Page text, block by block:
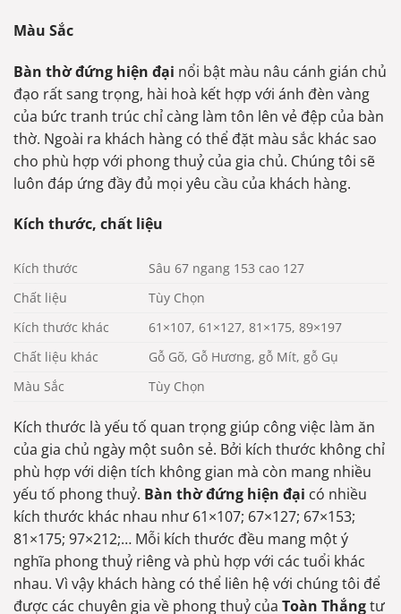
Màu Sắc
Bàn thờ đứng hiện đại nổi bật màu nâu cánh gián chủ
đạo rất sang trọng, hài hoà kết hợp với ánh đèn vàng
của bức tranh trúc chỉ càng làm tôn lên vẻ đệp của bàn
thờ. Ngoài ra khách hàng có thể đặt màu sắc khác sao
cho phù hợp với phong thuỷ của gia chủ. Chúng tôi sẽ
luôn đáp ứng đầy đủ mọi yêu cầu của khách hàng.
Kích thước, chất liệu
Kích thước
Sâu 67 ngang 153 cao 127
Chất liệu
Tùy Chọn
Kích thước khác
61×107, 61×127, 81×175, 89×197
Chất liệu khác
Gỗ Gõ, Gỗ Hương, gỗ Mít, gỗ Gụ
Màu Sắc
Tùy Chọn
Kích thước là yếu tố quan trọng giúp công việc làm ăn
của gia chủ ngày một suôn sẻ. Bởi kích thước không chỉ
phù hợp với diện tích không gian mà còn mang nhiều
yếu tố phong thuỷ. Bàn thờ đứng hiện đại có nhiều
kích thước khác nhau như 61×107; 67×127; 67×153;
81×175; 97×212;… Mỗi kích thước đều mang một ý
nghĩa phong thuỷ riêng và phù hợp với các tuổi khác
nhau. Vì vậy khách hàng có thể liên hệ với chúng tôi để
được các chuyên gia về phong thuỷ của Toàn Thắngtư